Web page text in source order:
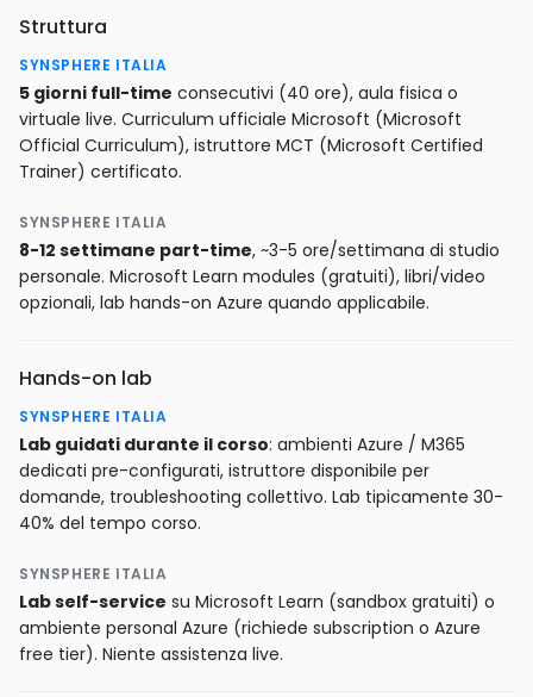
Struttura
SYNSPHERE ITALIA
5 giorni full-time consecutivi (40 ore), aula fisica o
virtuale live. Curriculum ufficiale Microsoft (Microsoft
Official Curriculum), istruttore MCT (Microsoft Certified
Trainer) certificato.
SYNSPHERE ITALIA
8-12 settimane part-time, ~3-5 ore/settimana di studio
personale. Microsoft Learn modules (gratuiti), libri/video
opzionali, lab hands-on Azure quando applicabile.
Hands-on lab
SYNSPHERE ITALIA
Lab guidati durante il corso: ambienti Azure / M365
dedicati pre-configurati, istruttore disponibile per
domande, troubleshooting collettivo. Lab tipicamente 30-
40% del tempo corso.
SYNSPHERE ITALIA
Lab self-service su Microsoft Learn (sandbox gratuiti) o
ambiente personal Azure (richiede subscription o Azure
free tier). Niente assistenza live.